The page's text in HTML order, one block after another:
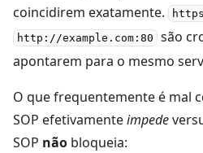
coincidirem exatamente.
http://example.com:80
são
apontarem para o mesmo
O que frequentemente é mal
SOP efetivamenteimpede
SOP não bloqueia: